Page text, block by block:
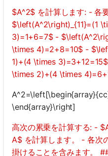
$A^2$ を計算します: - 各
$\left(A^2\right)_{11}=(1
3)=1+6=7$ -
\times 4)=2+8=10$ -
1)+(4 \times
\times 2)+(4 \times
\end{array}\right]
高次の累乗を計算する: -
A$ を計算します。 - 各次
掛けることを含みます。